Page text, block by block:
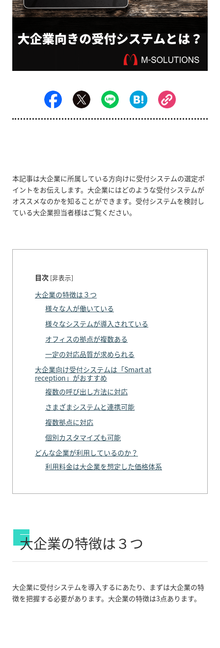
本記事は大企業に所属している方向けに受付システムの選定ポ
イントをお伝えします。大企業にはどのような受付システムが
オススメなのかを知ることができます。受付システムを検討し
ている大企業担当者様はご覧ください。
目次 [非表示]
大企業の特徴は３つ
様々な人が働いている
様々なシステムが導入されている
オフィスの拠点が複数ある
一定の対応品質が求められる
大企業向け受付システムは「Smart at
reception」がおすすめ
複数の呼び出し方法に対応
さまざまシステムと連携可能
複数拠点に対応
個別カスタマイズも可能
どんな企業が利用しているのか？
利用料金は大企業を想定した価格体系
大企業の特徴は３つ
大企業に受付システムを導入するにあたり、まずは大企業の特
徴を把握する必要があります。大企業の特徴は3点あります。